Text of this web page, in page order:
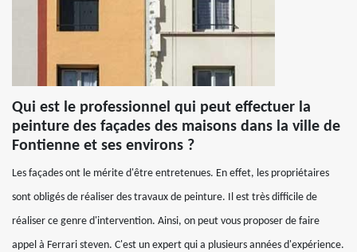
Qui est le professionnel qui peut effectuer la
peinture des façades des maisons dans la ville de
Fontienne et ses environs ?
Les façades ont le mérite d'être entretenues. En effet, les propriétaires
sont obligés de réaliser des travaux de peinture. Il est très difficile de
réaliser ce genre d'intervention. Ainsi, on peut vous proposer de faire
appel à Ferrari steven. C'est un expert qui a plusieurs années d'expérience.